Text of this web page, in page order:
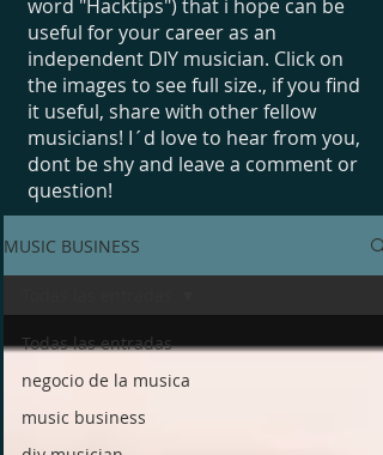
word "Hacktips") that i hope can be
useful for your career as an
independent DIY musician. Click on
the images to see full size., if you find
it useful, share with other fellow
musicians! I´d love to hear from you,
dont be shy and leave a comment or
question!
MUSIC BUSINESS
Todas las entradas
negocio de la musica
music business